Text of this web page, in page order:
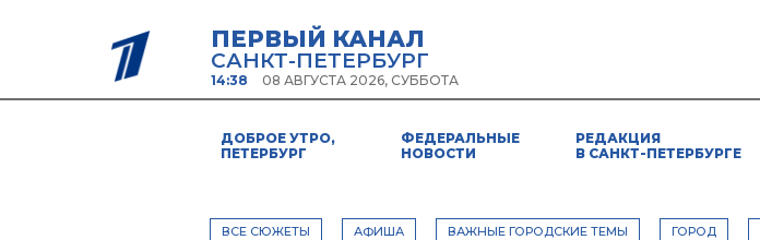
ПЕРВЫЙ КАНАЛ
САНКТ-ПЕТЕРБУРГ
14:38 08 АВГУСТА 2026, СУББОТА
ДОБРОЕ УТРО,
ПЕТЕРБУРГ
ФЕДЕРАЛЬНЫЕ
НОВОСТИ
РЕДАКЦИЯ
В САНКТ-ПЕТЕРБУРГЕ
ВСЕ СЮЖЕТЫ АФИША ВАЖНЫЕ ГОРОДСКИЕ ТЕМЫ ГОРОД